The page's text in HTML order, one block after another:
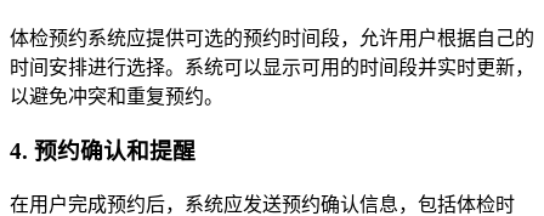
体检预约系统应提供可选的预约时间段，允许用户根据自己的
时间安排进行选择。系统可以显示可用的时间段并实时更新，
以避免冲突和重复预约。
4. 预约确认和提醒
在用户完成预约后，系统应发送预约确认信息，包括体检时